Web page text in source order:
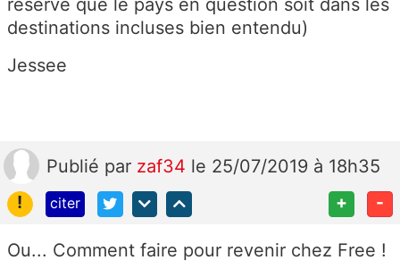
destinations incluses bien entendu)
Jessee
Publié par zaf34 le 25/07/2019 à 18h35
!
citer + -
Ou... Comment faire pour revenir chez Free !